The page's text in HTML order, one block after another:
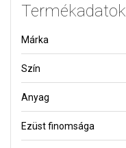
Termékadatok
Márka
Szín
Anyag
Ezüst finomsága